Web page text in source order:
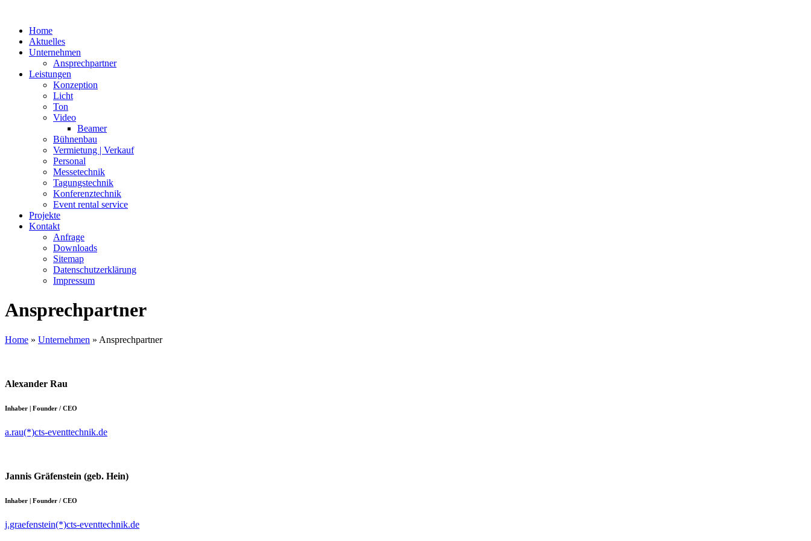
Home
Aktuelles
Unternehmen
Ansprechpartner
Leistungen
Konzeption
Licht
Ton
Video
Beamer
Bühnenbau
Vermietung | Verkauf
Personal
Messetechnik
Tagungstechnik
Konferenztechnik
Event rental service
Projekte
Kontakt
Anfrage
Downloads
Sitemap
Datenschutzerklärung
Impressum
Ansprechpartner
Home » Unternehmen » Ansprechpartner
Alexander Rau
Inhaber | Founder / CEO
a.rau(*)cts-eventtechnik.de
Jannis Gräfenstein (geb. Hein)
Inhaber | Founder / CEO
j.graefenstein(*)cts-eventtechnik.de